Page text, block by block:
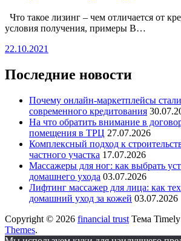
Что такое лизинг – чем отличается от
условия получения, примеры В…
22.10.2021
Последние новости
Почему онлайн-маркетплейсы
современного кредитования
На что обратить внимание в
помещения в ТРЦ 27.07.2026
Комплексный подход к
частного участка 17.07.2026
Массажеры для ног: как выбрать
домашнего ухода 03.07.2026
Лифтинг массажер для лица: как
домашний уход за кожей 03.07.2026
Copyright © 2026 financial trust Тема
Themes.